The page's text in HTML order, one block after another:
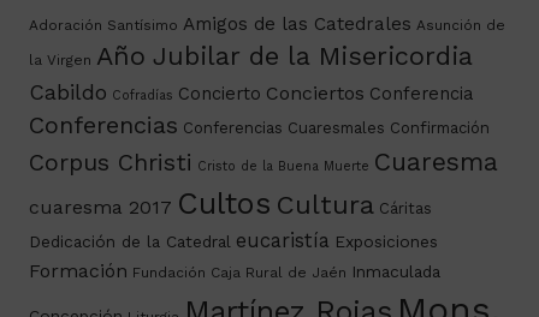
Adoración Santísimo Amigos de las Catedrales Asunción de
la Virgen Año Jubilar de la Misericordia
Cabildo Cofradías Concierto Conciertos Conferencia
Conferencias Conferencias Cuaresmales Confirmación
Corpus Christi Cristo de la Buena Muerte Cuaresma
cuaresma 2017 Cultos Cultura Cáritas
Dedicación de la Catedral eucaristía Exposiciones
Formación Fundación Caja Rural de Jaén Inmaculada